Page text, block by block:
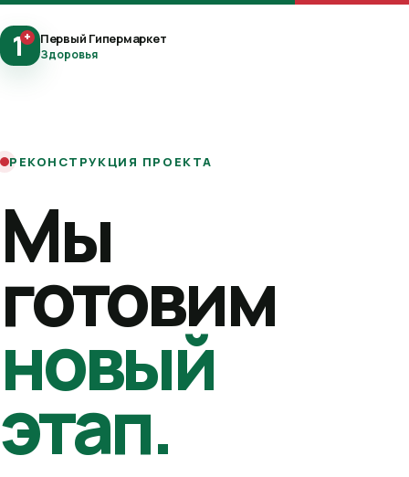
1+ Первый Гипермаркет
Здоровья
РЕКОНСТРУКЦИЯ ПРОЕКТА
Мы
готовим
новый
этап.